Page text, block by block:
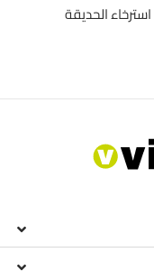
الحديقة